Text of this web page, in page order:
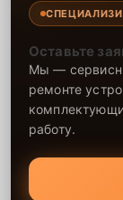
Оставьте
Мы —
ремонте
работу.